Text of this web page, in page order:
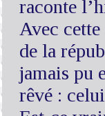
raconte
Avec
de la
jamais pu
rêvé :